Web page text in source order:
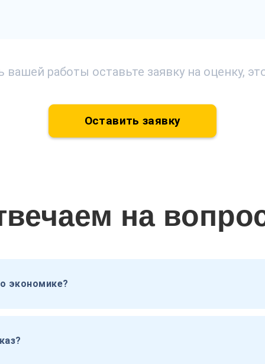
работы оставьте заявку на оценку,
Оставить заявку
на
экономике?